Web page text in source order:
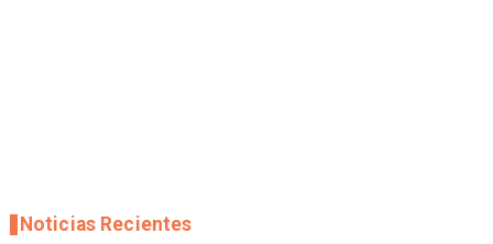
Noticias Recientes